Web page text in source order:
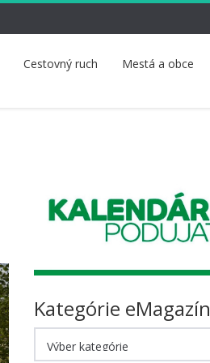
Cestovný ruch Mestá a obce
Kategórie eMagazín
eMagazín